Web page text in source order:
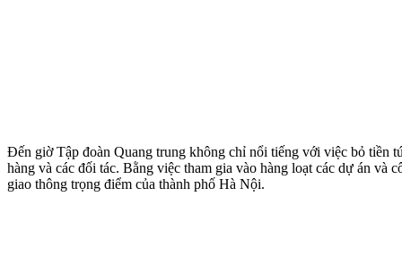
Đến giờ Tập đoàn Quang trung không chỉ nổi tiếng với việc bỏ tiền
hàng và các đối tác. Bằng việc tham gia vào hàng loạt các dự án
giao thông trọng điểm của thành phố Hà Nội.